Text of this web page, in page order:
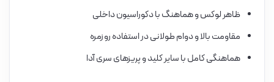
ظاهر لوکس و هماهنگ با دکوراسیون داخلی
مقاومت بالا و دوام طولانی در استفاده روزمره
هماهنگی کامل با سایر کلید و پریزهای سری آدا